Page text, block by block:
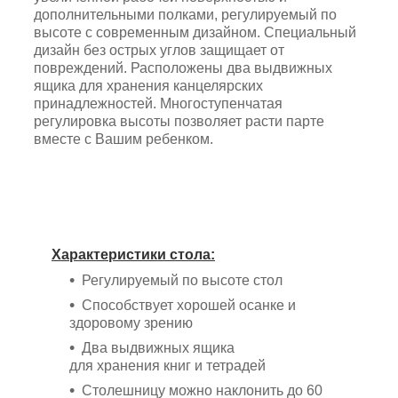
дополнительными полками, регулируемый по
высоте с современным дизайном. Специальный
дизайн без острых углов защищает от
повреждений. Расположены два выдвижных
ящика для хранения канцелярских
принадлежностей. Многоступенчатая
регулировка высоты позволяет расти парте
вместе с Вашим ребенком.
Характеристики стола:
Регулируемый по высоте стол
Способствует хорошей осанке и
здоровому зрению
Два выдвижных ящика
для хранения книг и тетрадей
Столешницу можно наклонить до 60